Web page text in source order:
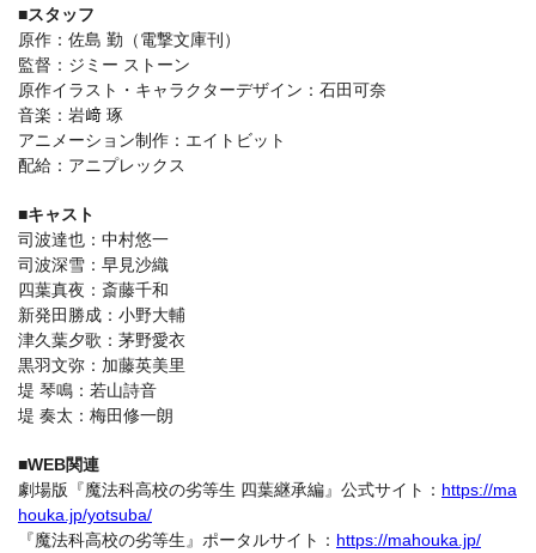
■スタッフ
原作：佐島 勤（電撃文庫刊）
監督：ジミー ストーン
原作イラスト・キャラクターデザイン：石田可奈
音楽：岩﨑 琢
アニメーション制作：エイトビット
配給：アニプレックス
■キャスト
司波達也：中村悠一
司波深雪：早見沙織
四葉真夜：斎藤千和
新発田勝成：小野大輔
津久葉夕歌：茅野愛衣
黒羽文弥：加藤英美里
堤 琴鳴：若山詩音
堤 奏太：梅田修一朗
■WEB関連
劇場版『魔法科高校の劣等生 四葉継承編』公式サイト： https://ma
houka.jp/yotsuba/
『魔法科高校の劣等生』ポータルサイト： https://mahouka.jp/